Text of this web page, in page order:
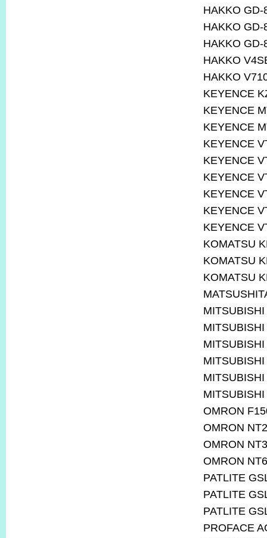
HAKKO GD-
HAKKO GD-
HAKKO GD-
HAKKO
HAKKO
KEYENCE
KEYENCE
KEYENCE
KEYENCE
KEYENCE
KEYENCE
KEYENCE
KEYENCE
KEYENCE
KOMATSU
KOMATSU
KOMATSU
OMRON
OMRON
OMRON
OMRON
PATLITE
PATLITE
PATLITE
PROFACE